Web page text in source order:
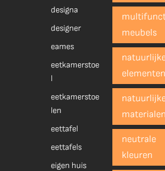
designa
designer
eames
eetkamerstoe
l
eetkamerstoe
len
eettafel
eettafels
eigen huis
meubels
neutrale
kleuren